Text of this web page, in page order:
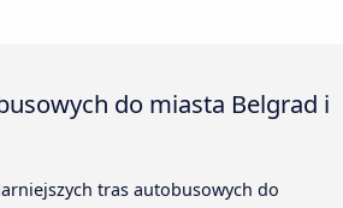
do miasta Belgrad i
tras autobusowych do